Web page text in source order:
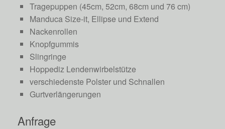
Tragepuppen (45cm, 52cm, 68cm und 76 cm)
Manduca Size-it, Ellipse und Extend
Nackenrollen
Knopfgummis
Slingringe
Hoppediz Lendenwirbelstütze
verschiedenste Polster und Schnallen
Gurtverlängerungen
Anfrage